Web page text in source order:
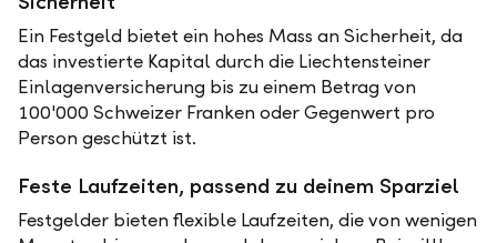
Ein Festgeld bietet ein hohes Mass an Sicherheit, da
das investierte Kapital durch die Liechtensteiner
Einlagenversicherung bis zu einem Betrag von
100'000 Schweizer Franken oder Gegenwert pro
Person geschützt ist.
Feste Laufzeiten, passend zu deinem Sparziel
Festgelder bieten flexible Laufzeiten, die von wenigen